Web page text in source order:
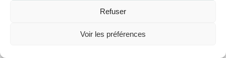
Refuser
Voir les préférences